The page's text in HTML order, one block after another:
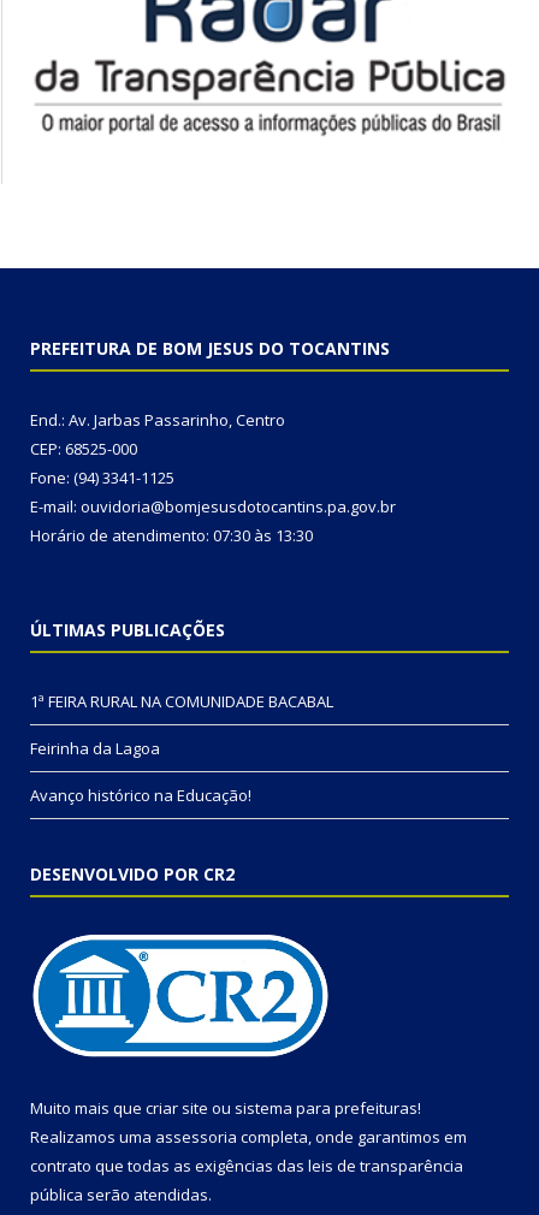
PREFEITURA DE BOM JESUS DO TOCANTINS
End.: Av. Jarbas Passarinho, Centro
CEP: 68525-000
Fone: (94) 3341-1125
E-mail: ouvidoria@bomjesusdotocantins.pa.gov.br
Horário de atendimento: 07:30 às 13:30
ÚLTIMAS PUBLICAÇÕES
1ª FEIRA RURAL NA COMUNIDADE BACABAL
Feirinha da Lagoa
Avanço histórico na Educação!
DESENVOLVIDO POR CR2
Muito mais que criar site ou sistema para prefeituras!
Realizamos uma assessoria completa, onde garantimos em
contrato que todas as exigências das leis de transparência
pública serão atendidas.